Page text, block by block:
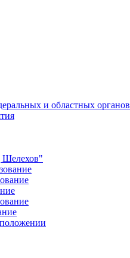
и областных органов
Шелехов"